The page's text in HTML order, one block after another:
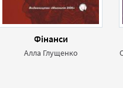
Фінанси
Алла Глущенко